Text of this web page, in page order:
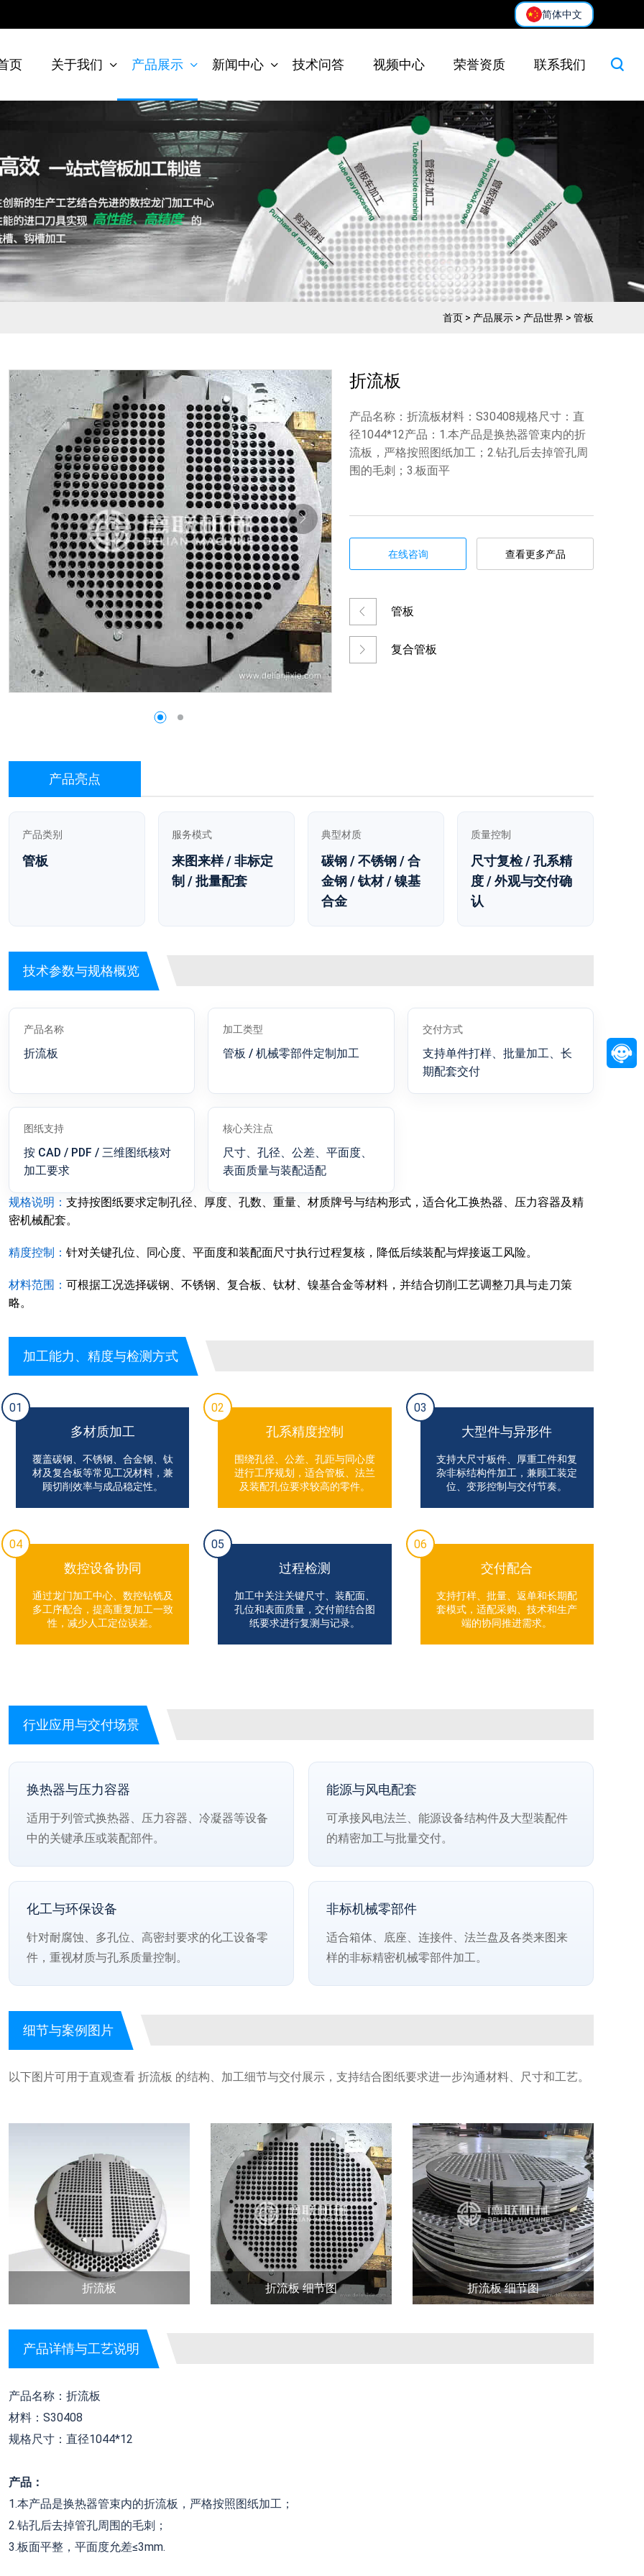
简体中文
页 关于我们 产品展示 新闻中心 技术问答 视频中心 荣誉资质 联系我们
首页 > 产品展示 > 产品世界 > 管板
折流板
产品名称：折流板材料：S30408规格尺寸：直
径1044*12产品：1.本产品是换热器管束内的折
流板，严格按照图纸加工；2.钻孔后去掉管孔周
围的毛刺；3.板面平
在线咨询 查看更多产品
管板
复合管板
产品亮点
产品类别
管板
服务模式
来图来样 / 非标定
制 / 批量配套
典型材质
碳钢 / 不锈钢 / 合
金钢 / 钛材 / 镍基
合金
质量控制
尺寸复检 / 孔系精
度 / 外观与交付确
认
技术参数与规格概览
产品名称
折流板
加工类型
管板 / 机械零部件定制加工
交付方式
支持单件打样、批量加工、长
期配套交付
图纸支持
按 CAD / PDF / 三维图纸核对
加工要求
核心关注点
尺寸、孔径、公差、平面度、
表面质量与装配适配
规格说明： 支持按图纸要求定制孔径、厚度、孔数、重量、材质牌号与结构形式，适合化工换热器、压力容器及精
密机械配套。
精度控制： 针对关键孔位、同心度、平面度和装配面尺寸执行过程复核，降低后续装配与焊接返工风险。
材料范围： 可根据工况选择碳钢、不锈钢、复合板、钛材、镍基合金等材料，并结合切削工艺调整刀具与走刀策
略。
加工能力、精度与检测方式
01
多材质加工
覆盖碳钢、不锈钢、合金钢、钛
材及复合板等常见工况材料，兼
顾切削效率与成品稳定性。
02
孔系精度控制
围绕孔径、公差、孔距与同心度
进行工序规划，适合管板、法兰
及装配孔位要求较高的零件。
03
大型件与异形件
支持大尺寸板件、厚重工件和复
杂非标结构件加工，兼顾工装定
位、变形控制与交付节奏。
04
数控设备协同
通过龙门加工中心、数控钻铣及
多工序配合，提高重复加工一致
性，减少人工定位误差。
05
过程检测
加工中关注关键尺寸、装配面、
孔位和表面质量，交付前结合图
纸要求进行复测与记录。
06
交付配合
支持打样、批量、返单和长期配
套模式，适配采购、技术和生产
端的协同推进需求。
行业应用与交付场景
换热器与压力容器
适用于列管式换热器、压力容器、冷凝器等设备
中的关键承压或装配部件。
能源与风电配套
可承接风电法兰、能源设备结构件及大型装配件
的精密加工与批量交付。
化工与环保设备
针对耐腐蚀、多孔位、高密封要求的化工设备零
件，重视材质与孔系质量控制。
非标机械零部件
适合箱体、底座、连接件、法兰盘及各类来图来
样的非标精密机械零部件加工。
细节与案例图片
以下图片可用于直观查看 折流板 的结构、加工细节与交付展示，支持结合图纸要求进一步沟通材料、尺寸和工艺。
折流板 折流板 细节图 折流板 细节图
产品详情与工艺说明
产品名称：折流板
材料：S30408
规格尺寸：直径1044*12
产品：
1.本产品是换热器管束内的折流板，严格按照图纸加工；
2.钻孔后去掉管孔周围的毛刺；
3.板面平整，平面度允差≤3mm.